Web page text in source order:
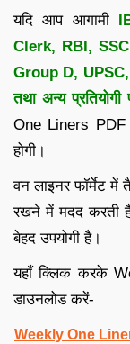
यदि आप आगामी
Clerk, RBI,
Group D,
तथा अन्य प्रतियोगी
One Liners PDF
होगी।
वन लाइनर फॉर्मेट
रखने में मदद करती
बेहद उपयोगी है।
यहाँ क्लिक करके
डाउनलोड करें-
Weekly One